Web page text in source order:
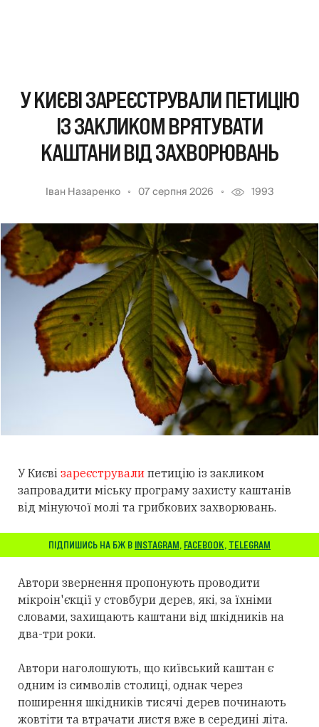
У КИЄВІ ЗАРЕЄСТРУВАЛИ ПЕТИЦІЮ
ІЗ ЗАКЛИКОМ ВРЯТУВАТИ
КАШТАНИ ВІД ЗАХВОРЮВАНЬ
Іван Назаренко 07 серпня 2026 1993
У Києві зареєстрували петицію із закликом
запровадити міську програму захисту каштанів
від мінуючої молі та грибкових захворювань.
ПІДПИШИСЬ НА БЖ В INSTAGRAM, FACEBOOK, TELEGRAM
Автори звернення пропонують проводити
мікроін'єкції у стовбури дерев, які, за їхніми
словами, захищають каштани від шкідників на
два-три роки.
Автори наголошують, що київський каштан є
одним із символів столиці, однак через
поширення шкідників тисячі дерев починають
жовтіти та втрачати листя вже в середині літа.